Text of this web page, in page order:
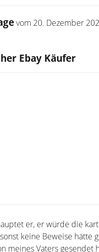
vom 20. Dezember
Ebay Käufer
er, er würde die
keine Beweise hätte
meines Vaters gesendet